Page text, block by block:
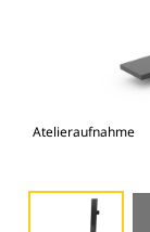
Atelieraufnahme